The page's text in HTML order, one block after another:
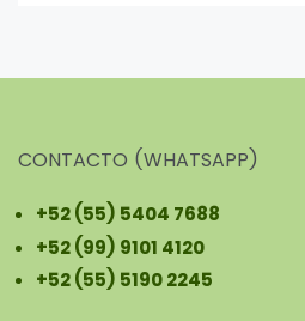
CONTACTO (WHATSAPP)
+52 (55) 5404 7688
+52 (99) 9101 4120
+52 (55) 5190 2245